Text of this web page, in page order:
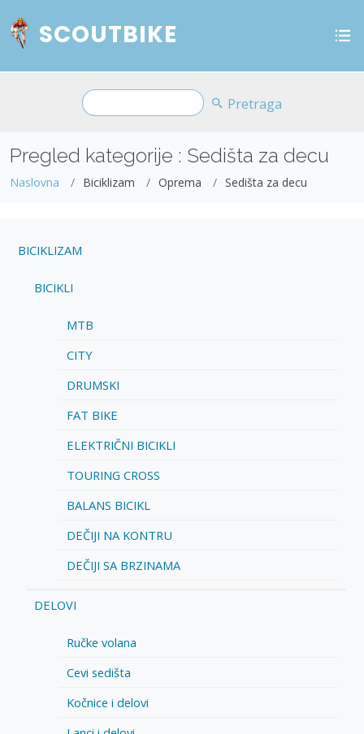
SCOUTBIKE
Pretraga
Pregled kategorije : Sedišta za decu
Naslovna Biciklizam Oprema Sedišta za decu
BICIKLIZAM
BICIKLI
MTB
CITY
DRUMSKI
FAT BIKE
ELEKTRIČNI BICIKLI
TOURING CROSS
BALANS BICIKL
DEČIJI NA KONTRU
DEČIJI SA BRZINAMA
DELOVI
Ručke volana
Cevi sedišta
Kočnice i delovi